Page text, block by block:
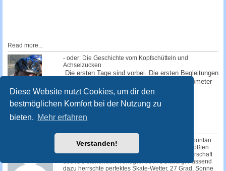
Diese Website nutzt Cookies, um dir den
bestmöglichen Komfort bei der Nutzung zu
bieten. Mehr erfahren
Verstanden!
Read more...
Auf Skates von
Düsseldorf
- oder: Die Geschichte vom Kopfschütteln und
Achselzucken
Die ersten Tage sind vorbei. Die ersten Begleitungen
haben uns verlassen. Schon nach einem Kilometer
sind die ersten abgesprungen, einige...
Read more...
Kurz nach 14.00 Uhr startete am Sonntag das spontan
einberufene SEK "worldgames" zum weltweit größten
Sportevent des Jahres, den unter der Schirmherrschaft
des IOC stehenden worldgames in Duisburg. Passend
dazu herrschte perfektes Skate-Wetter, 27 Grad, Sonne